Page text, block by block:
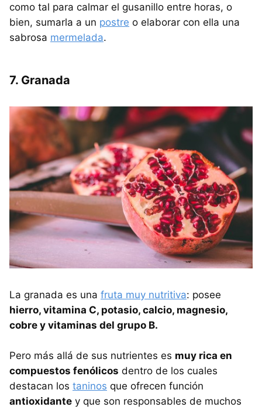
como tal para calmar el gusanillo entre horas, o
bien, sumarla a un postre o elaborar con ella una
sabrosa mermelada.
7. Granada
La granada es una fruta muy nutritiva: posee
hierro, vitamina C, potasio, calcio, magnesio,
cobre y vitaminas del grupo B.
Pero más allá de sus nutrientes es muy rica en
compuestos fenólicos dentro de los cuales
destacan los taninos que ofrecen función
antioxidante y que son responsables de muchos